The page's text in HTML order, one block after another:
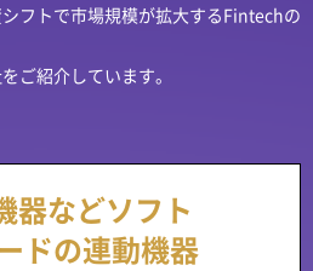
フトで市場規模が拡大するFintechの
ご紹介しています。
器などソフト
ドの連動機器